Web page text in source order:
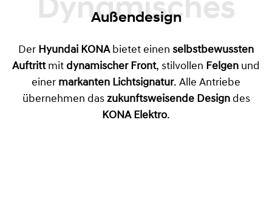
Dynamisches
Außendesign
Der Hyundai KONAbietet einen selbstbewussten
Auftrittmit dynamischer Front, stilvollen Felgen und
einer markanten Lichtsignatur. Alle Antriebe
übernehmen das zukunftsweisende Designdes
KONA Elektro.